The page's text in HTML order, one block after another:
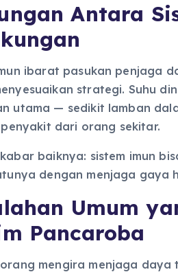
Antara
ibarat pasukan penjaga
strategi. Suhu
utama — sedikit lamban
dari orang sekitar.
kabar baiknya: sistem imun
dengan menjaga gaya
Umum
Pancaroba
mengira menjaga daya